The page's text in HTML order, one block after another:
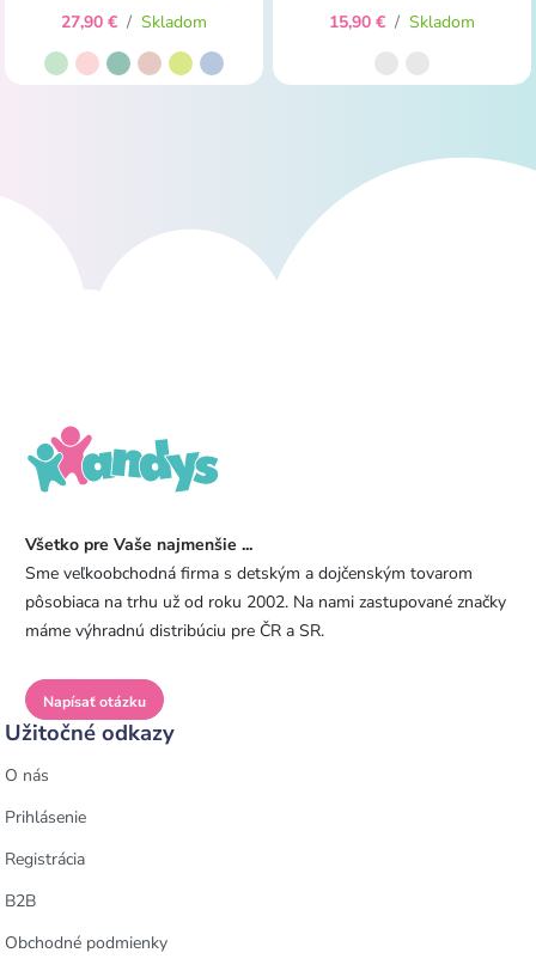
27,90 € / Skladom 15,90 € / Skladom
Všetko pre Vaše najmenšie ...
Sme veľkoobchodná firma s detským a dojčenským tovarom
pôsobiaca na trhu už od roku 2002. Na nami zastupované značky
máme výhradnú distribúciu pre ČR a SR.
Napísať otázku
Užitočné odkazy
O nás
Prihlásenie
Registrácia
B2B
Obchodné podmienky